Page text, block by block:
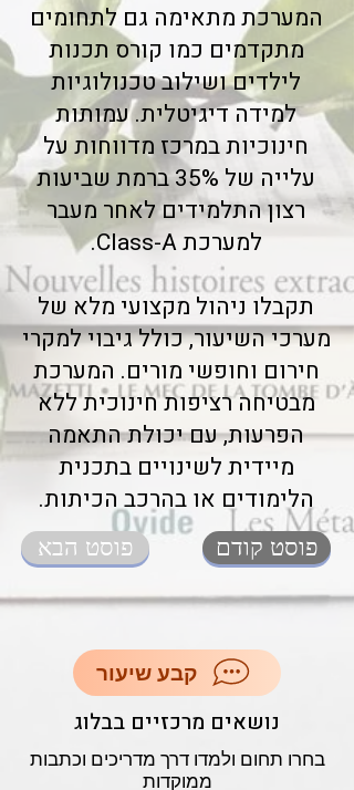
המערכת מתאימה גם לתחומים
מתקדמים כמו קורס תכנות
לילדים ושילוב טכנולוגיות
למידה דיגיטלית. עמותות
חינוכיות במרכז מדווחות על
עלייה של 35% ברמת שביעות
רצון התלמידים לאחר מעבר
למערכת Class-A.
תקבלו ניהול מקצועי מלא של
מערכי השיעור, כולל גיבוי למקרי
חירום וחופשי מורים. המערכת
מבטיחה רציפות חינוכית ללא
הפרעות, עם יכולת התאמה
מיידית לשינויים בתכנית
הלימודים או בהרכב הכיתות.
פוסט הבא פוסט קודם
קבע שיעור
נושאים מרכזיים בבלוג
בחרו תחום ולמדו דרך מדריכים וכתבות
ממוקדות